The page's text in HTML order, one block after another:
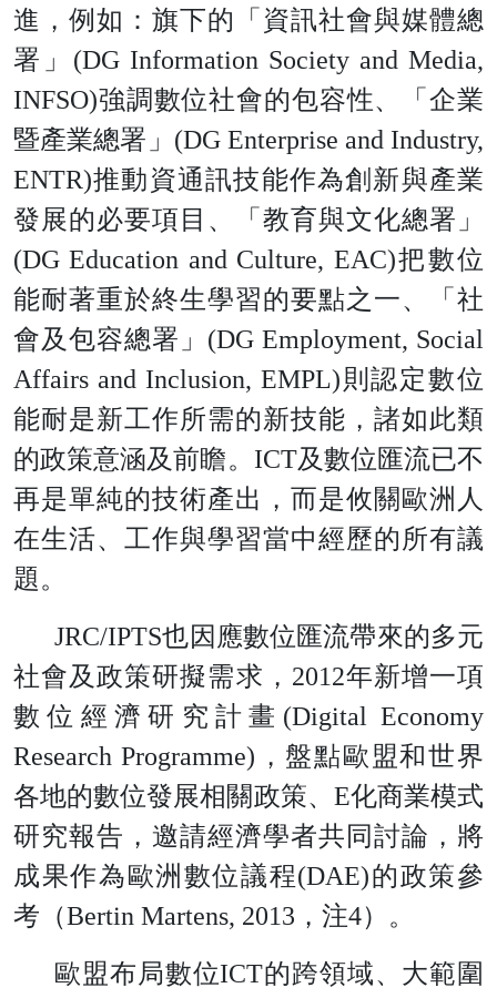
進，例如：旗下的「資訊社會與媒體總
署 」 (DG Information Society and Media,
INFSO)強調數位社會的包容性、「企業
暨產業總署 」 (DG Enterprise and Industry,
ENTR)推動資通訊技能作為創新與產業
發展的必要項目、「教育與文化總署 」
(DG Education and Culture, EAC)把數位
能耐著重於終生學習的要點之一、「社
會及包容總署 」 (DG Employment, Social
Affairs and Inclusion, EMPL)則認定數位
能耐是新工作所需的新技能，諸如此類
的政策意涵及前瞻。 ICT及數位匯流已不
再是單純的技術產出，而是攸關歐洲人
在生活、工作與學習當中經歷的所有議
題。
JRC/IPTS也因應數位匯流帶來的多元
社會及政策研擬需求 ， 2012年新增一項
數位經濟研究計畫 (Digital Economy
Research Programme) ，盤點歐盟和世界
各地的數位發展相關政策、 E化商業模式
研究報告，邀請經濟學者共同討論，將
成果作為歐洲數位議程(DAE)的政策參
考 （Bertin Martens, 2013 ， 注4）。
歐盟布局數位ICT的跨領域、大範圍